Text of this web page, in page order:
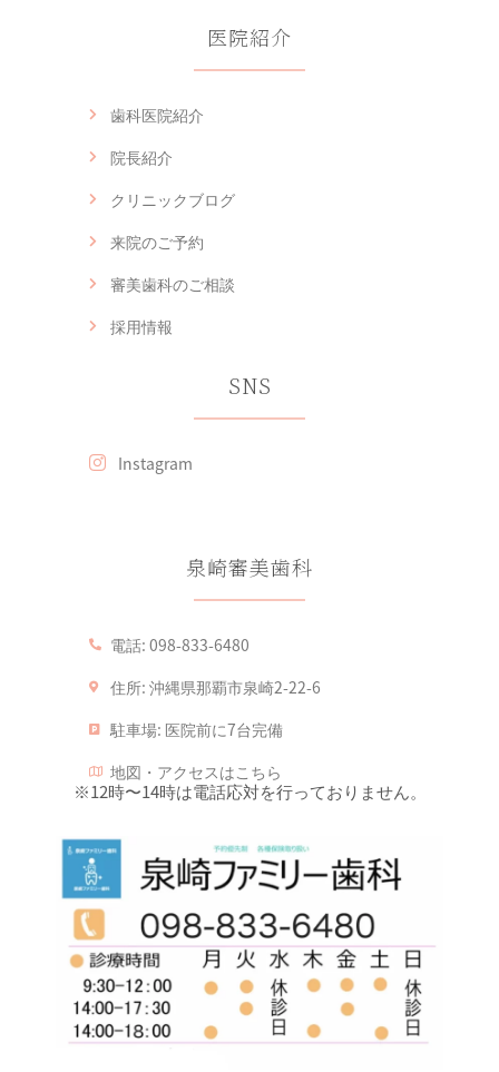
医院紹介
歯科医院紹介
院長紹介
クリニックブログ
来院のご予約
審美歯科のご相談
採用情報
SNS
Instagram
泉崎審美歯科
電話: 098-833-6480
住所: 沖縄県那覇市泉崎2-22-6
駐車場: 医院前に7台完備
地図・アクセスはこちら
※12時〜14時は電話応対を行っておりません。